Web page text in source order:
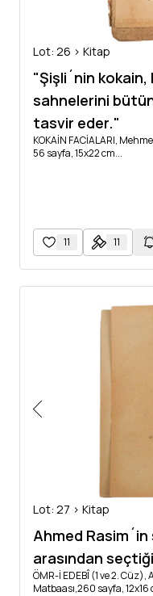
Lot: 26 > Kitap
"Şişli´nin
sahnelerini bütün
tasvir eder."
KOKAİN FACİALARI,
56 sayfa, 15x22 cm...
11 11
Lot: 27 > Kitap
Ahmed Rasim´in
arasından
ÖMR-İ EDEBÎ (1 ve 2. Cüz),
Matbaası,260 sayfa, 12x16